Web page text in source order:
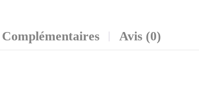
Avis (0)